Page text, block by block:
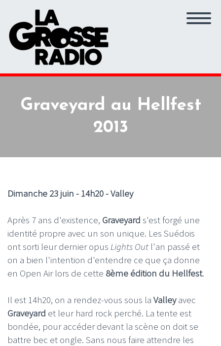
Graveyard au Hellfest
2013
Dimanche 23 juin - 14h20 - Valley
Après 7 ans d'existence, Graveyard s'est forgé une
identité propre avec un son unique. Les Suédois
ont sorti leur dernier opus Lights Out l'an passé et
on a bien l'intention d'entendre ce que ça donne
en Open Air lors de cette 8ème édition du Hellfest.
Il est 14h20, on a rendez-vous sous la Valleyavec
Graveyard et leur hard rock perché. La tente est
bondée, pour accéder devant la scène on doit se
battre bec et ongle. Sans nous faire attendre les